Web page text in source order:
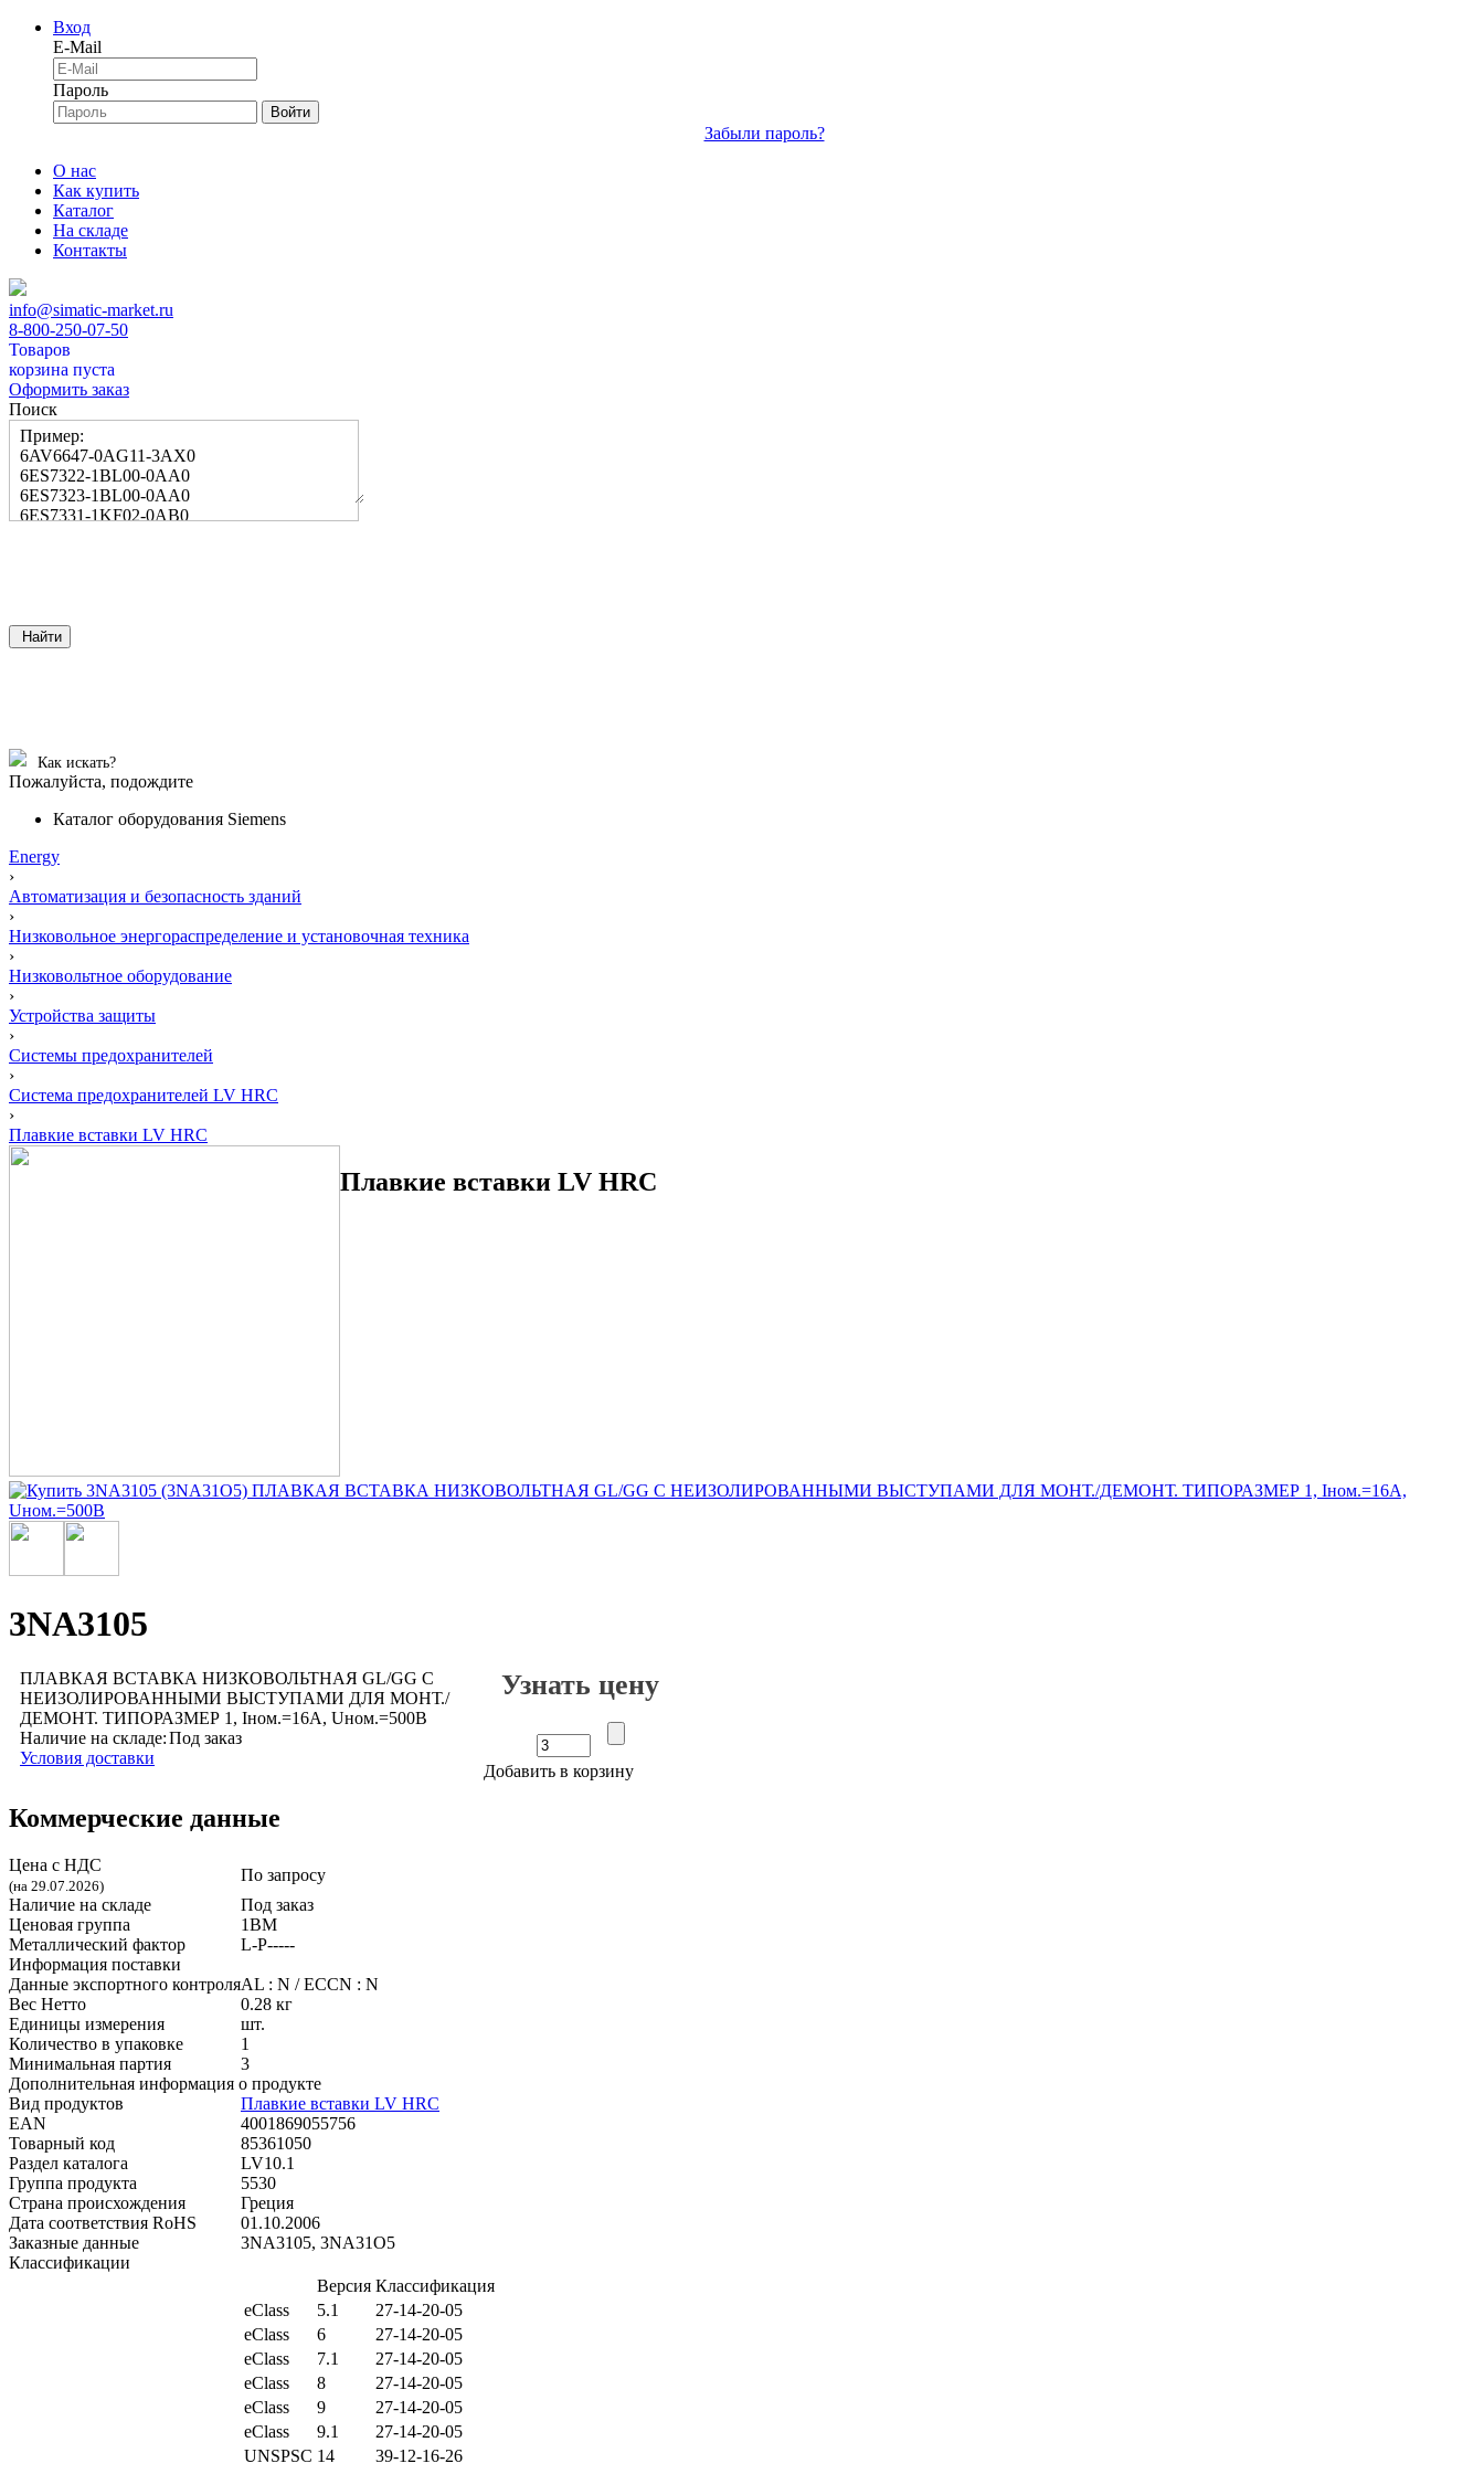
Вход
E-Mail
Пароль
Войти
Забыли пароль?
О нас
Как купить
Каталог
На складе
Контакты
info@simatic-market.ru
8-800-250-07-50
Товаров
корзина пуста
Оформить заказ
Поиск
Пример:
6AV6647-0AG11-3AX0
6ES7322-1BL00-0AA0
6ES7323-1BL00-0AA0
6ES7331-1KF02-0AB0
Найти
Как искать?
Пожалуйста, подождите
Каталог оборудования Siemens
Energy
›
Автоматизация и безопасность зданий
›
Низковольное энергораспределение и установочная техника
›
Низковольтное оборудование
›
Устройства защиты
›
Системы предохранителей
›
Система предохранителей LV HRC
›
Плавкие вставки LV HRC
Плавкие вставки LV HRC
3NA3105
ПЛАВКАЯ ВСТАВКА НИЗКОВОЛЬТНАЯ GL/GG С
НЕИЗОЛИРОВАННЫМИ ВЫСТУПАМИ ДЛЯ МОНТ./
ДЕМОНТ. ТИПОРАЗМЕР 1, Iном.=16A, Uном.=500В
Наличие на складе:Под заказ
Условия доставки
Узнать цену
Добавить в корзину
Коммерческие данные
Цена с НДС
(на 29.07.2026)
По запросу
Наличие на складе
Под заказ
Ценовая группа
1BM
Металлический фактор
L-P-----
Информация поставки
Данные экспортного контроляAL : N / ECCN : N
Вес Нетто
0.28 кг
Единицы измерения
шт.
Количество в упаковке
1
Минимальная партия
3
Дополнительная информация о продукте
Вид продуктов
Плавкие вставки LV HRC
EAN
4001869055756
Товарный код
85361050
Раздел каталога
LV10.1
Группа продукта
5530
Страна происхождения
Греция
Дата соответствия RoHS
01.10.2006
Заказные данные
3NA3105, 3NA31O5
Классификации
Версия Классификация
eClass
5.1
27-14-20-05
eClass
6
27-14-20-05
eClass
7.1
27-14-20-05
eClass
8
27-14-20-05
eClass
9
27-14-20-05
eClass
9.1
27-14-20-05
UNSPSC 14
39-12-16-26